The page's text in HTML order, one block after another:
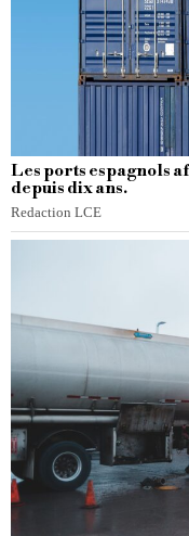
Les ports espagnols
depuis dix ans.
Redaction LCE